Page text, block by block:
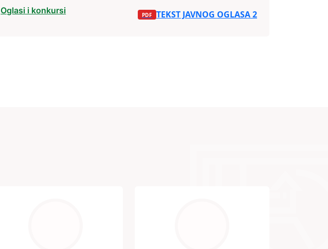
Oglasi i konkursi TEKST JAVNOG OGLASA 2